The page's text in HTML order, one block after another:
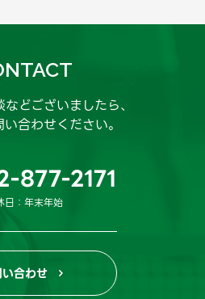
どございましたら、
合わせください。
877-2171
日：年末年始
合わせ 